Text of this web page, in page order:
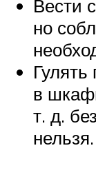
Вести
но
Гулять
в
т. д.
нельзя.